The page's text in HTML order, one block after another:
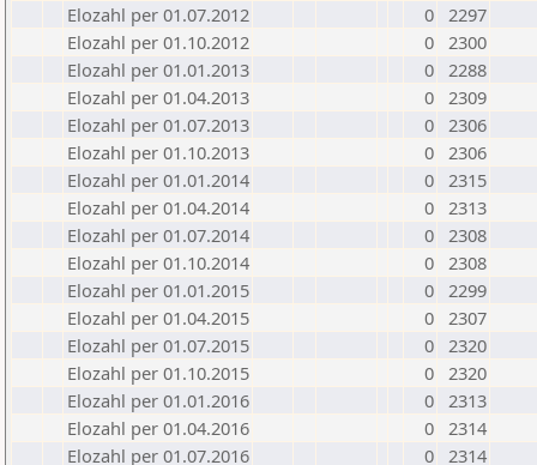
Elozahl per 01.07.2012
0 2297
Elozahl per 01.10.2012
0 2300
Elozahl per 01.01.2013
0 2288
Elozahl per 01.04.2013
0 2309
Elozahl per 01.07.2013
0 2306
Elozahl per 01.10.2013
0 2306
Elozahl per 01.01.2014
0 2315
Elozahl per 01.04.2014
0 2313
Elozahl per 01.07.2014
0 2308
Elozahl per 01.10.2014
0 2308
Elozahl per 01.01.2015
0 2299
Elozahl per 01.04.2015
0 2307
Elozahl per 01.07.2015
0 2320
Elozahl per 01.10.2015
0 2320
Elozahl per 01.01.2016
0 2313
Elozahl per 01.04.2016
0 2314
Elozahl per 01.07.2016
0 2314